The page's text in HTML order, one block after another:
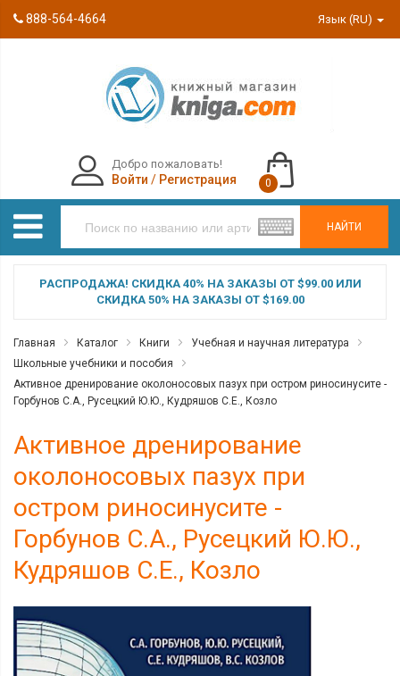
888-564-4664 Язык (RU)
НАЙТИ
Добро пожаловать!
Войти / Регистрация 0
РАСПРОДАЖА! СКИДКА 40% НА ЗАКАЗЫ ОТ $99.00 ИЛИ
СКИДКА 50% НА ЗАКАЗЫ ОТ $169.00
Главная Каталог Книги
Учебная и научная литература
Школьные учебники и пособия
Активное дренирование околоносовых пазух при остром риносинусите -
Горбунов С.А., Русецкий Ю.Ю., Кудряшов С.Е., Козло
Активное дренирование
околоносовых пазух при
остром риносинусите -
Горбунов С.А., Русецкий Ю.Ю.,
Кудряшов С.Е., Козло